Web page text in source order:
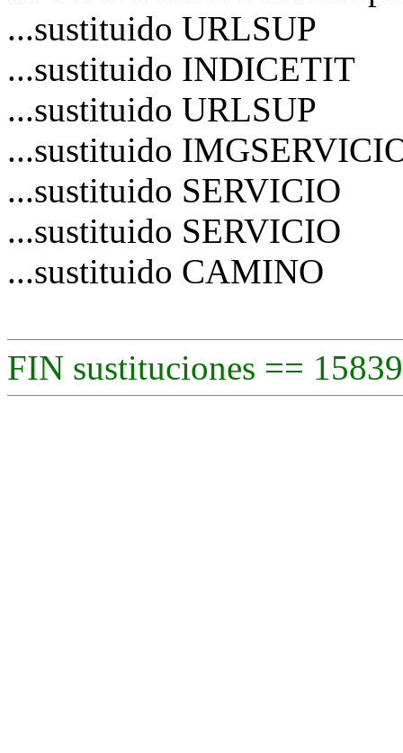
...sustituido URLSUP
...sustituido INDICETIT
...sustituido URLSUP
...sustituido
...sustituido SERVICIO
...sustituido SERVICIO
...sustituido CAMINO
FIN sustituciones ==